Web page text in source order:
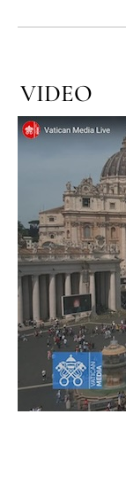
VIDEO